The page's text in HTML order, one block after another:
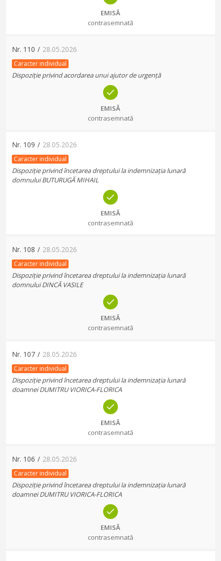
EMISĂ
contrasemnată
Nr. 110 / 28.05.2026
Caracter individual
Dispoziție privind acordarea unui ajutor de urgență
EMISĂ
contrasemnată
Nr. 109 / 28.05.2026
Caracter individual
Dispoziție privind încetarea dreptului la indemnizația lunară
domnului BUTURUGĂ MIHAIL
EMISĂ
contrasemnată
Nr. 108 / 28.05.2026
Caracter individual
Dispoziție privind încetarea dreptului la indemnizația lunară
domnului DINCĂ VASILE
EMISĂ
contrasemnată
Nr. 107 / 28.05.2026
Caracter individual
Dispoziție privind încetarea dreptului la indemnizația lunară
doamnei DUMITRU VIORICA-FLORICA
EMISĂ
contrasemnată
Nr. 106 / 28.05.2026
Caracter individual
Dispoziție privind încetarea dreptului la indemnizația lunară
doamnei DUMITRU VIORICA-FLORICA
EMISĂ
contrasemnată